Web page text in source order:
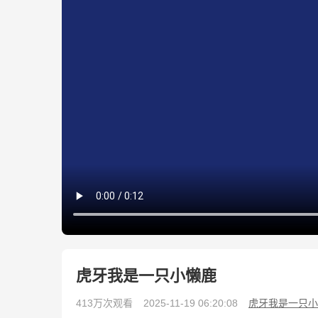
虎牙我是一只小懒鹿
413万次观看 2025-11-19 06:20:08 虎牙我是一只